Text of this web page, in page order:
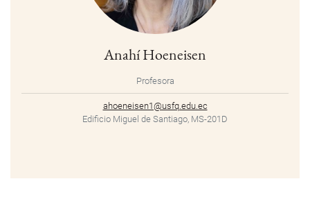
Anahí Hoeneisen
Profesora
ahoeneisen1@usfq.edu.ec
Edificio Miguel de Santiago, MS-201D